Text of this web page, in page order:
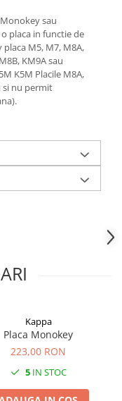
sau
placa in functie de
M5, M7, M8A,
KM9A sau
K5M Placile M8A,
si nu permit
Kappa
Placa Monokey
223,00 RON
5IN STOC